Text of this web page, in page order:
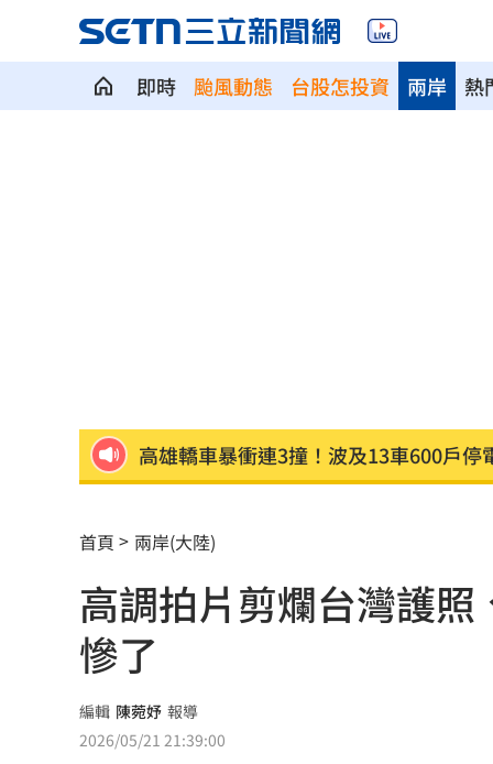
即時 颱風動態 台股怎投資 熱
兩岸
高雄轎車暴衝連3撞！波及13車600戶停
陳晨威失誤釀失分 教頭透露其實抱病
魏平政太樂觀 爆王惠美未允諾接競總
川普喊戰爭快結束 美股漲、台指期衝
拖吊車「沒綁好」！ 百萬休旅重摔滑
首頁 兩岸(大陸)
高調拍片剪爛台灣護
慘了
編輯 陳菀妤 報導
2026/05/21 21:39:00